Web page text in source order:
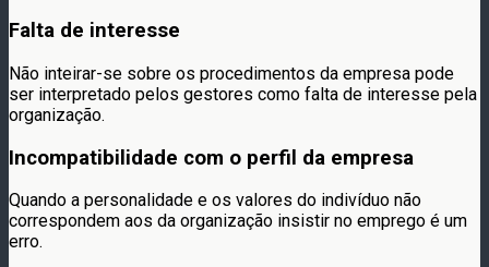
Falta de interesse
Não inteirar-se sobre os procedimentos da empresa pode
ser interpretado pelos gestores como falta de interesse pela
organização.
Incompatibilidade com o perfil da empresa
Quando a personalidade e os valores do indivíduo não
correspondem aos da organização insistir no emprego é um
erro.